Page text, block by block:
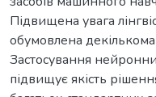
Підвищена увага
обумовлена
Застосування
підвищує якість